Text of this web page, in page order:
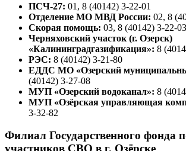
ПСЧ-27: 01, 8 (40142) 3-22-01
Отделение МО МВД России: 02, 8
Скорая помощь: 03, 8 (40142) 3-22-03
Черняховский участок (г. Озерск)
«Калининградгазификация»: 8
РЭС: 8 (40142) 3-21-80
ЕДДС МО «Озерский
(40142) 3-27-08
МУП «Озерский водоканал»: 8
МУП «Озёрская управляющая
3-32-82
Филиал Государственного фонда
участников СВО в г. Озёрске